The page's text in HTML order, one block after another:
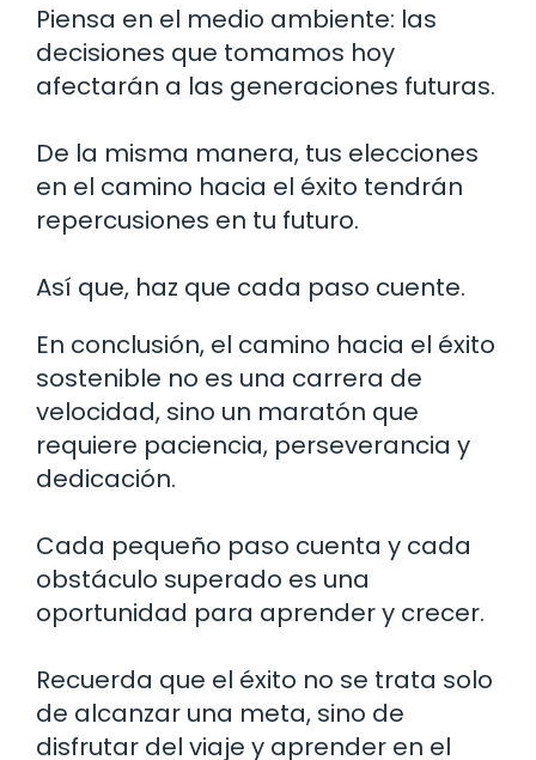
Piensa en el medio ambiente: las
decisiones que tomamos hoy
afectarán a las generaciones futuras.
De la misma manera, tus elecciones
en el camino hacia el éxito tendrán
repercusiones en tu futuro.
Así que, haz que cada paso cuente.
En conclusión, el camino hacia el éxito
sostenible no es una carrera de
velocidad, sino un maratón que
requiere paciencia, perseverancia y
dedicación.
Cada pequeño paso cuenta y cada
obstáculo superado es una
oportunidad para aprender y crecer.
Recuerda que el éxito no se trata solo
de alcanzar una meta, sino de
disfrutar del viaje y aprender en el